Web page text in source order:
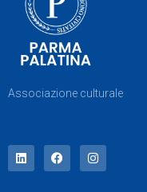
Associazione culturale